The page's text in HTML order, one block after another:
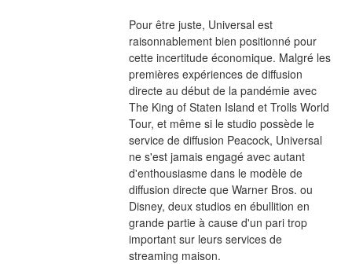
Pour être juste, Universal est
raisonnablement bien positionné pour
cette incertitude économique. Malgré les
premières expériences de diffusion
directe au début de la pandémie avec
The King of Staten Island et Trolls World
Tour, et même si le studio possède le
service de diffusion Peacock, Universal
ne s'est jamais engagé avec autant
d'enthousiasme dans le modèle de
diffusion directe que Warner Bros. ou
Disney, deux studios en ébullition en
grande partie à cause d'un pari trop
important sur leurs services de
streaming maison.